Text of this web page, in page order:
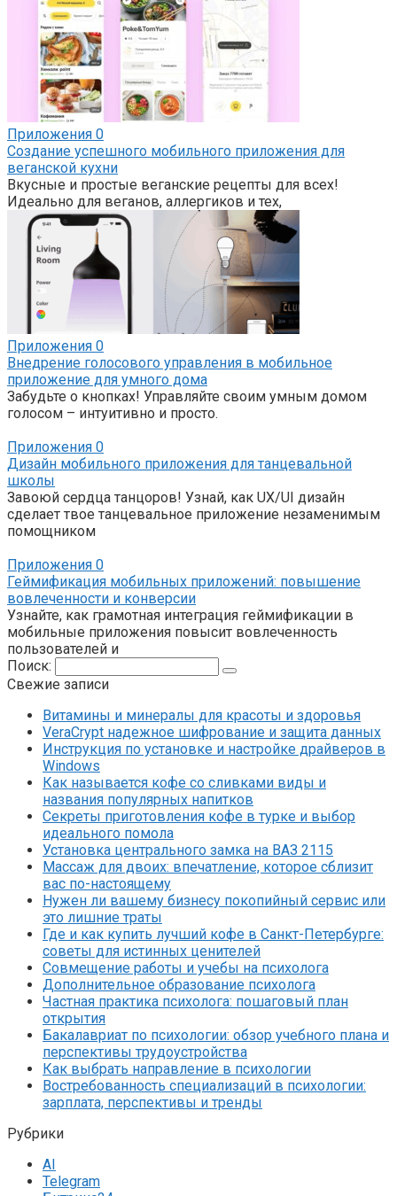
Приложения 0
Создание успешного мобильного приложения для
веганской кухни
Вкусные и простые веганские рецепты для всех!
Идеально для веганов, аллергиков и тех,
Приложения 0
Внедрение голосового управления в мобильное
приложение для умного дома
Забудьте о кнопках! Управляйте своим умным домом
голосом – интуитивно и просто.
Приложения 0
Дизайн мобильного приложения для танцевальной
школы
Завоюй сердца танцоров! Узнай, как UX/UI дизайн
сделает твое танцевальное приложение незаменимым
помощником
Приложения 0
Геймификация мобильных приложений: повышение
вовлеченности и конверсии
Узнайте, как грамотная интеграция геймификации в
мобильные приложения повысит вовлеченность
пользователей и
Поиск:
Свежие записи
Витамины и минералы для красоты и здоровья
VeraCrypt надежное шифрование и защита данных
Инструкция по установке и настройке драйверов в
Windows
Как называется кофе со сливками виды и
названия популярных напитков
Секреты приготовления кофе в турке и выбор
идеального помола
Установка центрального замка на ВАЗ 2115
Массаж для двоих: впечатление, которое сблизит
вас по-настоящему
Нужен ли вашему бизнесу покопийный сервис или
это лишние траты
Где и как купить лучший кофе в Санкт-Петербурге:
советы для истинных ценителей
Совмещение работы и учебы на психолога
Дополнительное образование психолога
Частная практика психолога: пошаговый план
открытия
Бакалавриат по психологии: обзор учебного плана и
перспективы трудоустройства
Как выбрать направление в психологии
Востребованность специализаций в психологии:
зарплата, перспективы и тренды
Рубрики
AI
Telegram